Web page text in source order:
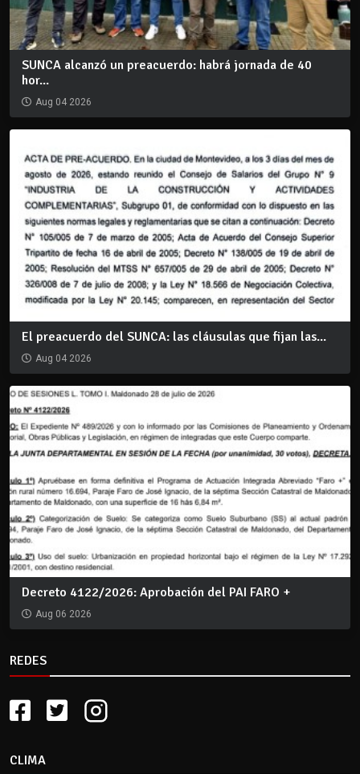
SUNCA alcanzó un preacuerdo: habrá jornada de 40
hor...
Aug 04 2026
El preacuerdo del SUNCA: las cláusulas que fijan las...
Aug 04 2026
Decreto 4122/2026: Aprobación del PAI FARO +
Aug 06 2026
REDES
CLIMA